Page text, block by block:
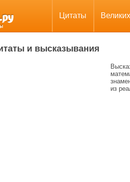
Цитаты Великих
и высказывания
из